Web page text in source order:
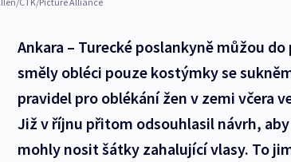
Ankara – Turecké poslankyně můžou
směly obléci pouze kostýmky se
pravidel pro oblékání žen v zemi včera
Již v říjnu přitom odsouhlasil návrh,
mohly nosit šátky zahalující vlasy. To